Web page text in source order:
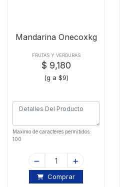
Mandarina Onecoxkg
FRUTAS Y VERDURAS
$ 9,180
(g a $9)
Maximo de caracteres permitidos:
100
Comprar